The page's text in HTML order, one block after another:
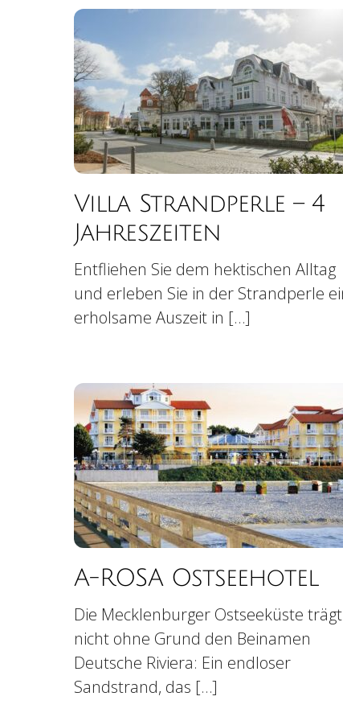
Villa Strandperle – 4
Jahreszeiten
Entfliehen Sie dem hektischen Alltag
und erleben Sie in der Strandperle
erholsame Auszeit in […]
A-ROSA Ostseehotel
Die Mecklenburger Ostseeküste trägt
nicht ohne Grund den Beinamen
Deutsche Riviera: Ein endloser
Sandstrand, das […]